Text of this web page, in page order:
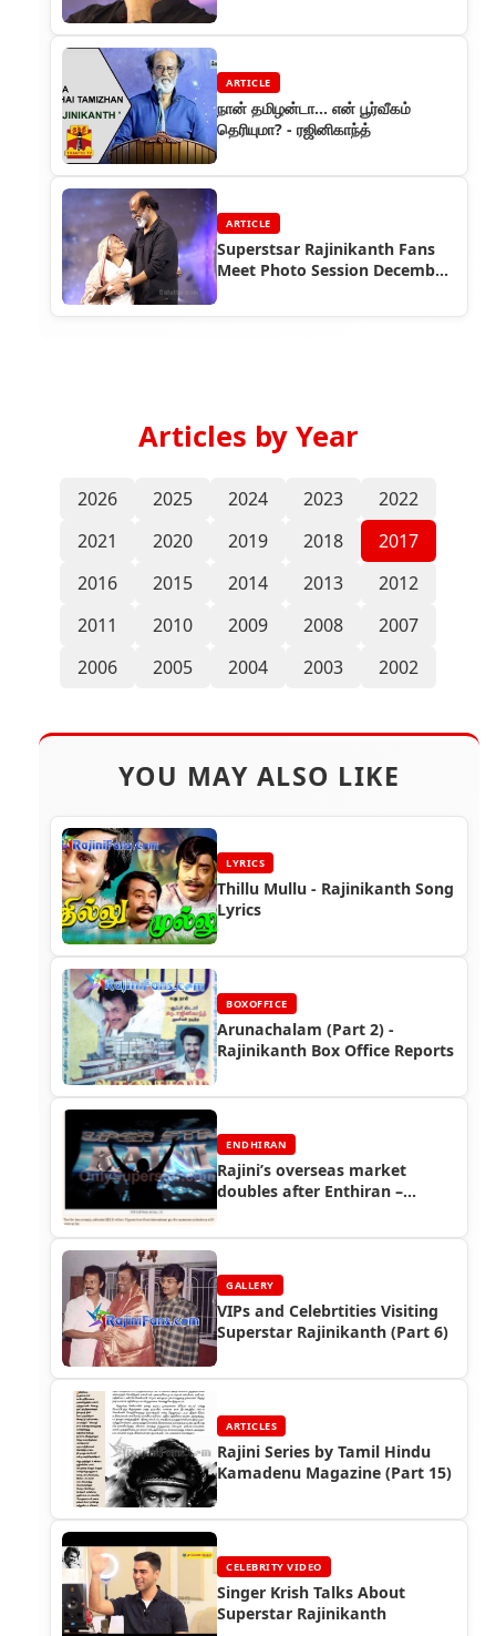
ARTICLE
நான் தமிழன்டா... என் பூர்வீகம்
தெரியுமா? - ரஜினிகாந்த்
ARTICLE
Superstsar Rajinikanth Fans
Meet Photo Session December
Articles by Year
2026 2025 2024 2023
2022
2021
2020 2019 2018
2017
2016
2015 2014 2013
2012
2011
2010 2009 2008
2007
2006
2005 2004 2003 2002
YOU MAY ALSO LIKE
LYRICS
Thillu Mullu - Rajinikanth Song
Lyrics
BOXOFFICE
Arunachalam (Part 2) -
Rajinikanth Box Office Reports
ENDHIRAN
Rajini’s overseas market
doubles after Enthiran –
Boxoffice
GALLERY
VIPs and Celebrtities Visiting
Superstar Rajinikanth (Part 6)
ARTICLES
Rajini Series by Tamil Hindu
Kamadenu Magazine (Part 15)
CELEBRITY VIDEO
Singer Krish Talks About
Superstar Rajinikanth